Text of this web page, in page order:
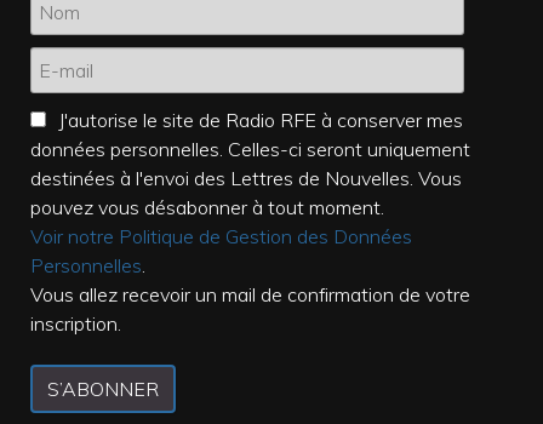
J'autorise le site de Radio RFE à conserver mes
données personnelles. Celles-ci seront uniquement
destinées à l'envoi des Lettres de Nouvelles. Vous
pouvez vous désabonner à tout moment.
Voir notre Politique de Gestion des Données
Personnelles
Vous allez recevoir un mail de confirmation de votre
inscription.
S’ABONNER